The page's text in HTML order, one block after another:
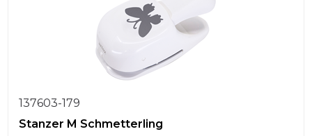
137603-179
Stanzer M Schmetterling